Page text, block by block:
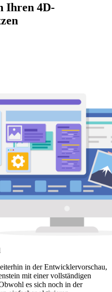
Ihren 4D-
in der Entwicklervorschau,
mit einer vollständigen
es sich noch in der